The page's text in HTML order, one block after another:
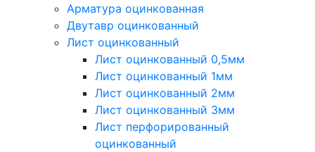
Арматура оцинкованная
Двутавр оцинкованный
Лист оцинкованный
Лист оцинкованный 0,5мм
Лист оцинкованный 1мм
Лист оцинкованный 2мм
Лист оцинкованный 3мм
Лист перфорированный
оцинкованный